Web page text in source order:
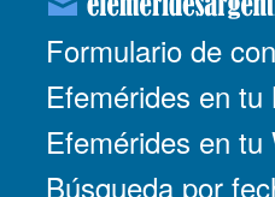
Formulario de
Efemérides en tu
Efemérides en tu
Búsqueda por